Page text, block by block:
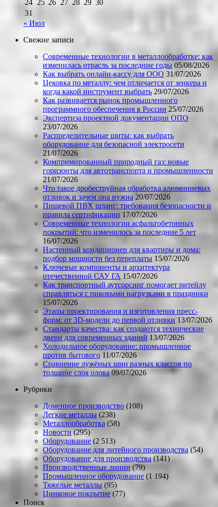
24 25 26 27 28 29 30
31
« Июл
Свежие записи
Современные технологии в металлообработке: как
изменилась отрасль за последние годы 05/08/2026
Как выбрать онлайн-кассу для ООО 31/07/2026
Цековка по металлу: чем отличается от зенкера и
когда какой инструмент выбрать 29/07/2026
Как развивается рынок промышленного
программного обеспечения в России 25/07/2026
Экспертиза проектной документации ОПО
23/07/2026
Распределительные щиты: как выбрать
оборудование для безопасной электросети
21/07/2026
Компримированный природный газ: новые
горизонты для автотранспорта и промышленности
21/07/2026
Что такое дробеструйная обработка алюминиевых
отливок и зачем она нужна 20/07/2026
Пищевой ПВХ шланг: требования безопасности и
правила сертификации 17/07/2026
Современные технологии асфальтобетонных
покрытий: что изменилось за последние 5 лет
16/07/2026
Настенный кондиционер для квартиры и дома:
подбор мощности без переплаты 15/07/2026
Ключевые компоненты и архитектура
отечественной САУ ГА 15/07/2026
Как транспортный аутсорсинг помогает ритейлу
справляться с пиковыми нагрузками в праздники
15/07/2026
Этапы проектирования и изготовления пресс-
форм: от 3D-модели до первой отливки 13/07/2026
Стандарты качества: как создаются технические
двери для современных зданий 13/07/2026
Холодильное оборудование: промышленное
против бытового 11/07/2026
Сравнение лужёных шин разных классов по
толщине слоя олова 09/07/2026
Рубрики
Доменное производство (108)
Легкие металлы (238)
Металлообработка (58)
Новости(295)
Оборудование (2 513)
Оборудование для литейного производства (54)
Оборудование для производства(141)
Производственные линии (79)
Промышленное оборудование (1 194)
Тяжелые металлы (95)
Цинковое покрытие (77)
Поиск